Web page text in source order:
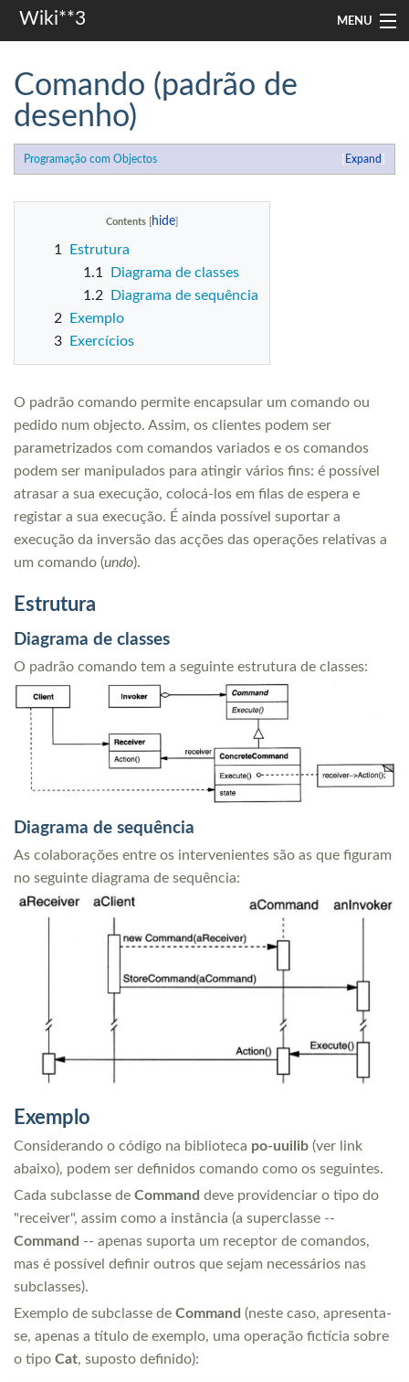
Wiki**3 MENU
aulas
investigação
Comando (padrão de
desenho)
Expand
Programação com Objectos
Contents
1
Estrutura
1.1
Diagrama de classes
1.2
Diagrama de sequência
2
Exemplo
3
Exercícios
O padrão comando permite encapsular um comando ou
pedido num objecto. Assim, os clientes podem ser
parametrizados com comandos variados e os comandos
podem ser manipulados para atingir vários fins: é possível
atrasar a sua execução, colocá-los em filas de espera e
registar a sua execução. É ainda possível suportar a
execução da inversão das acções das operações relativas a
um comando (undo).
Estrutura
Diagrama de classes
O padrão comando tem a seguinte estrutura de classes:
Diagrama de sequência
As colaborações entre os intervenientes são as que figuram
no seguinte diagrama de sequência:
Exemplo
Considerando o código na biblioteca po-uuilib (ver link
abaixo), podem ser definidos comando como os seguintes.
Cada subclasse de Command deve providenciar o tipo do
"receiver", assim como a instância (a superclasse --
Command -- apenas suporta um receptor de comandos,
mas é possível definir outros que sejam necessários nas
subclasses).
Exemplo de subclasse de Command (neste caso, apresenta-
se, apenas a título de exemplo, uma operação fictícia sobre
o tipo Cat, suposto definido):